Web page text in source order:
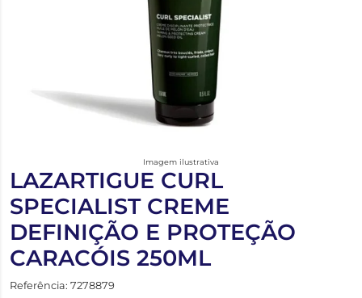
Imagem ilustrativa
LAZARTIGUE CURL
SPECIALIST CREME
DEFINIÇÃO E PROTEÇÃO
CARACÓIS 250ML
Referência: 7278879